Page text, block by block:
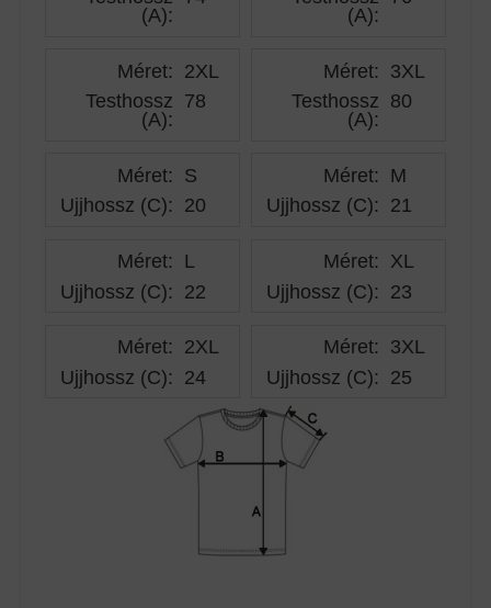
(A): (A):
Méret: 2XL
Testhossz
(A):
78
Méret: 3XL
Testhossz
(A):
80
Méret: S
Ujjhossz (C): 20
Méret: M
Ujjhossz (C): 21
Méret: L
Ujjhossz (C): 22
Méret: XL
Ujjhossz (C): 23
Méret: 2XL
Ujjhossz (C): 24
Méret: 3XL
Ujjhossz (C): 25